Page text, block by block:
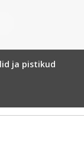
ja pistikud